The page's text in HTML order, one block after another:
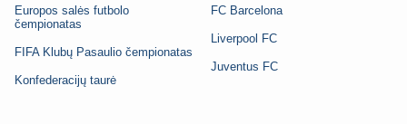
Europos salės futbolo
čempionatas
FIFA Klubų Pasaulio čempionatas
Konfederacijų taurė
FC Barcelona
Liverpool FC
Juventus FC